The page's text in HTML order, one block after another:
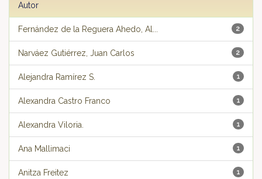
Autor
2
Fernández de la Reguera Ahedo, Al...
2
Narváez Gutiérrez, Juan Carlos
1
Alejandra Ramírez S.
1
Alexandra Castro Franco
1
Alexandra Viloria.
1
Ana Mallimaci
1
Anitza Freitez